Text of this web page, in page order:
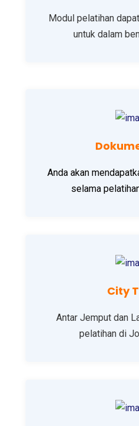
Modul pelatihan
untuk dalam
Anda akan
selama
City
Antar Jemput dan
pelatihan di